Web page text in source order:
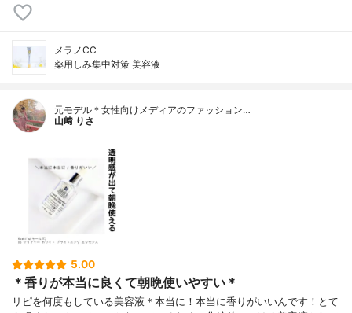
メラノCC
薬用しみ集中対策 美容液
元モデル＊女性向けメディアのファッション…
山﨑 りさ
5.00
＊香りが本当に良くて朝晩使いやすい＊
リピを何度もしている美容液＊本当に！本当に香りがいいんです！とて